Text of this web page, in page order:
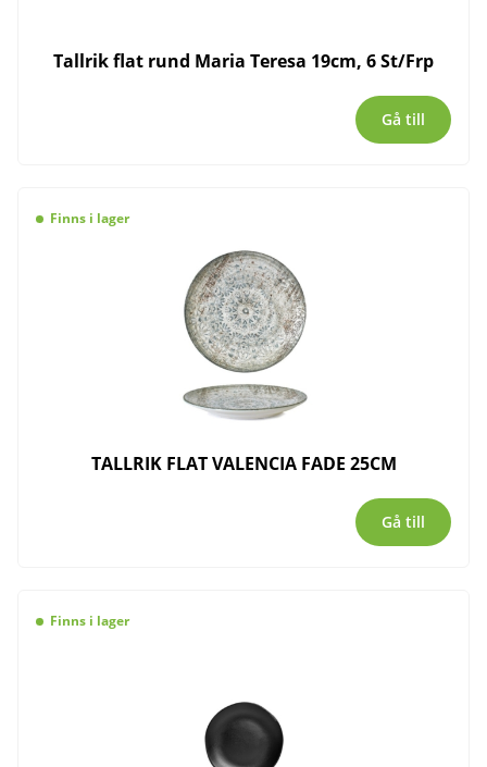
Tallrik flat rund Maria Teresa 19cm, 6 St/Frp
Gå till
Finns i lager
TALLRIK FLAT VALENCIA FADE 25CM
Gå till
Finns i lager